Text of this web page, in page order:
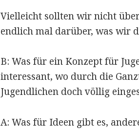
Vielleicht sollten wir nicht
endlich mal darüber, was wir
B: Was für ein Konzept für
interessant, wo durch die
Jugendlichen doch völlig
A: Was für Ideen gibt es,